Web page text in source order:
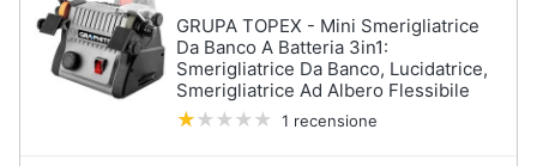
Festività
e
dipingere
Pittura
Vernice
GRUPA TOPEX - Mini Smerigliatrice
Da Banco A Batteria 3in1:
Smerigliatrice Da Banco, Lucidatrice,
Smerigliatrice Ad Albero Flessibile
1 recensione